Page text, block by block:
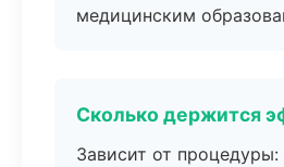
медицинским
Сколько держится
Зависит от